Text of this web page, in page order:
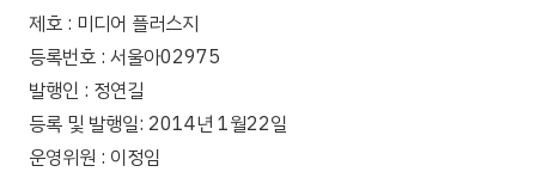
제호 : 미디어 플러스지
등록번호 : 서울아02975
발행인 : 정연길
등록 및 발행일: 2014년 1월22일
운영위원 : 이정임